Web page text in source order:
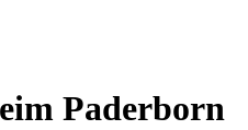
Paderborn